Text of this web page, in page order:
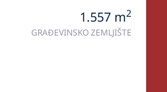
1.557 m2
GRAĐEVINSKO ZEMLJIŠTE